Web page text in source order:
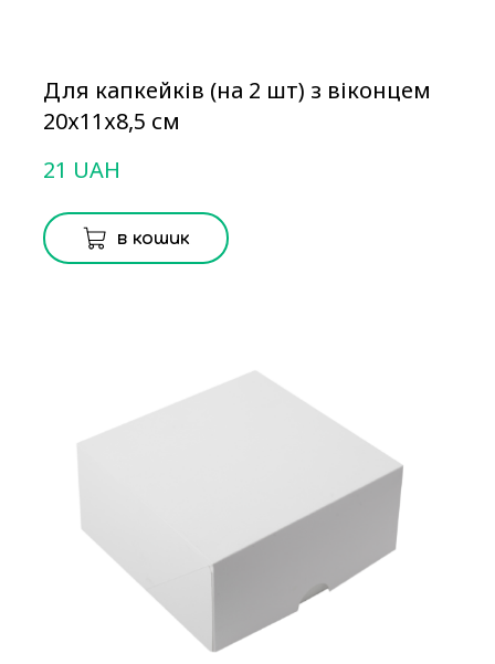
Для капкейків (на 2 шт) з віконцем
20х11х8,5 см
21 UAH
в кошик